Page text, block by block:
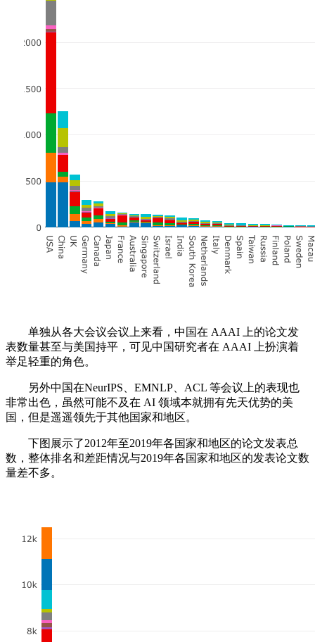
单独从各大会议会议上来看，中国在 AAAI 上的论文发
表数量甚至与美国持平，可见中国研究者在 AAAI 上扮演着
举足轻重的角色。
另外中国在NeurIPS、EMNLP、ACL 等会议上的表现也
非常出色，虽然可能不及在 AI 领域本就拥有先天优势的美
国，但是遥遥领先于其他国家和地区。
下图展示了2012年至2019年各国家和地区的论文发表总
数，整体排名和差距情况与2019年各国家和地区的发表论文数
量差不多。